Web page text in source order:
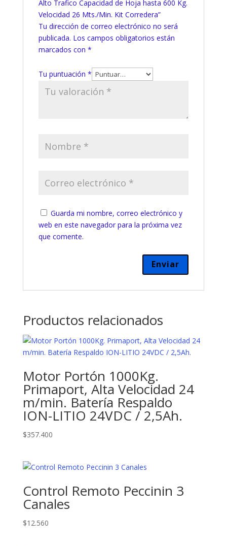
Alto Trafico Capacidad de Hoja hasta 600 Kg.
Velocidad 26 Mts./Min. Kit Corredera”
Tu dirección de correo electrónico no será
publicada. Los campos obligatorios están
marcados con *
Tu puntuación *
Guarda mi nombre, correo electrónico y
web en este navegador para la próxima vez
que comente.
Productos relacionados
Motor Portón 1000Kg.
Primaport, Alta Velocidad 24
m/min. Batería Respaldo
ION-LITIO 24VDC / 2,5Ah.
$357.400
Control Remoto Peccinin 3
Canales
$12.560